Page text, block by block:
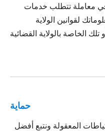
في معاملة تتطلب خدمات
لقوانين الولاية
تلك الخاصة بالولاية القضائية
حماية
المعقولة ونتبع أفضل